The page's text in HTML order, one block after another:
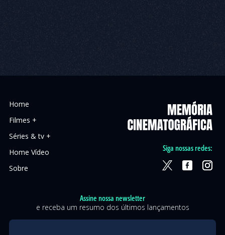
Home
Filmes +
Séries & tv +
Home Vídeo
Sobre
Assine nossa newsletter
e receba um resumo dos últimos lançamentos
Siga nossas redes: